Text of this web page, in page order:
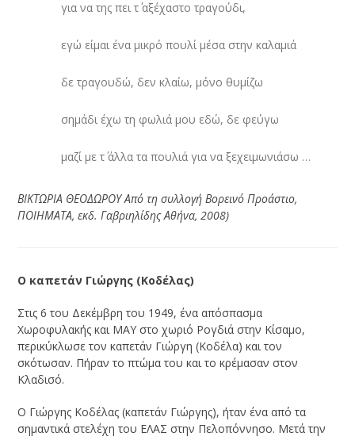
για να της πει τ΄ αξέχαστο τραγούδι,
εγώ είμαι ένα μικρό πουλί μέσα στην καλαμιά
δε τραγουδώ, δεν κλαίω, μόνο θυμίζω
σημάδι έχω τη φωλιά μου εδώ, δε φεύγω
μαζί με τ΄ άλλα τα πουλιά για να ξεχειμωνιάσω …
ΒΙΚΤΩΡΙΑ ΘΕΟΔΩΡΟΥ Από τη συλλογή Βορεινό Προάστιο,
ΠΟΙΗΜΑΤΑ, εκδ. Γαβριηλίδης Αθήνα, 2008)
Ο καπετάν Γιώργης (Κοδέλας)
Στις 6 του Δεκέμβρη του 1949, ένα απόσπασμα
Χωροφυλακής και MAY στο χωριό Ρογδιά στην Κίσαμο,
περικύκλωσε τον καπετάν Γιώργη (Κοδέλα) και τον
σκότωσαν. Πήραν το πτώμα του και το κρέμασαν στον
Κλαδισό.
Ο Γιώργης Κοδέλας (καπετάν Γιώργης), ήταν ένα από τα
σημαντικά στελέχη του ΕΛΑΣ στην Πελοπόννησο. Μετά την